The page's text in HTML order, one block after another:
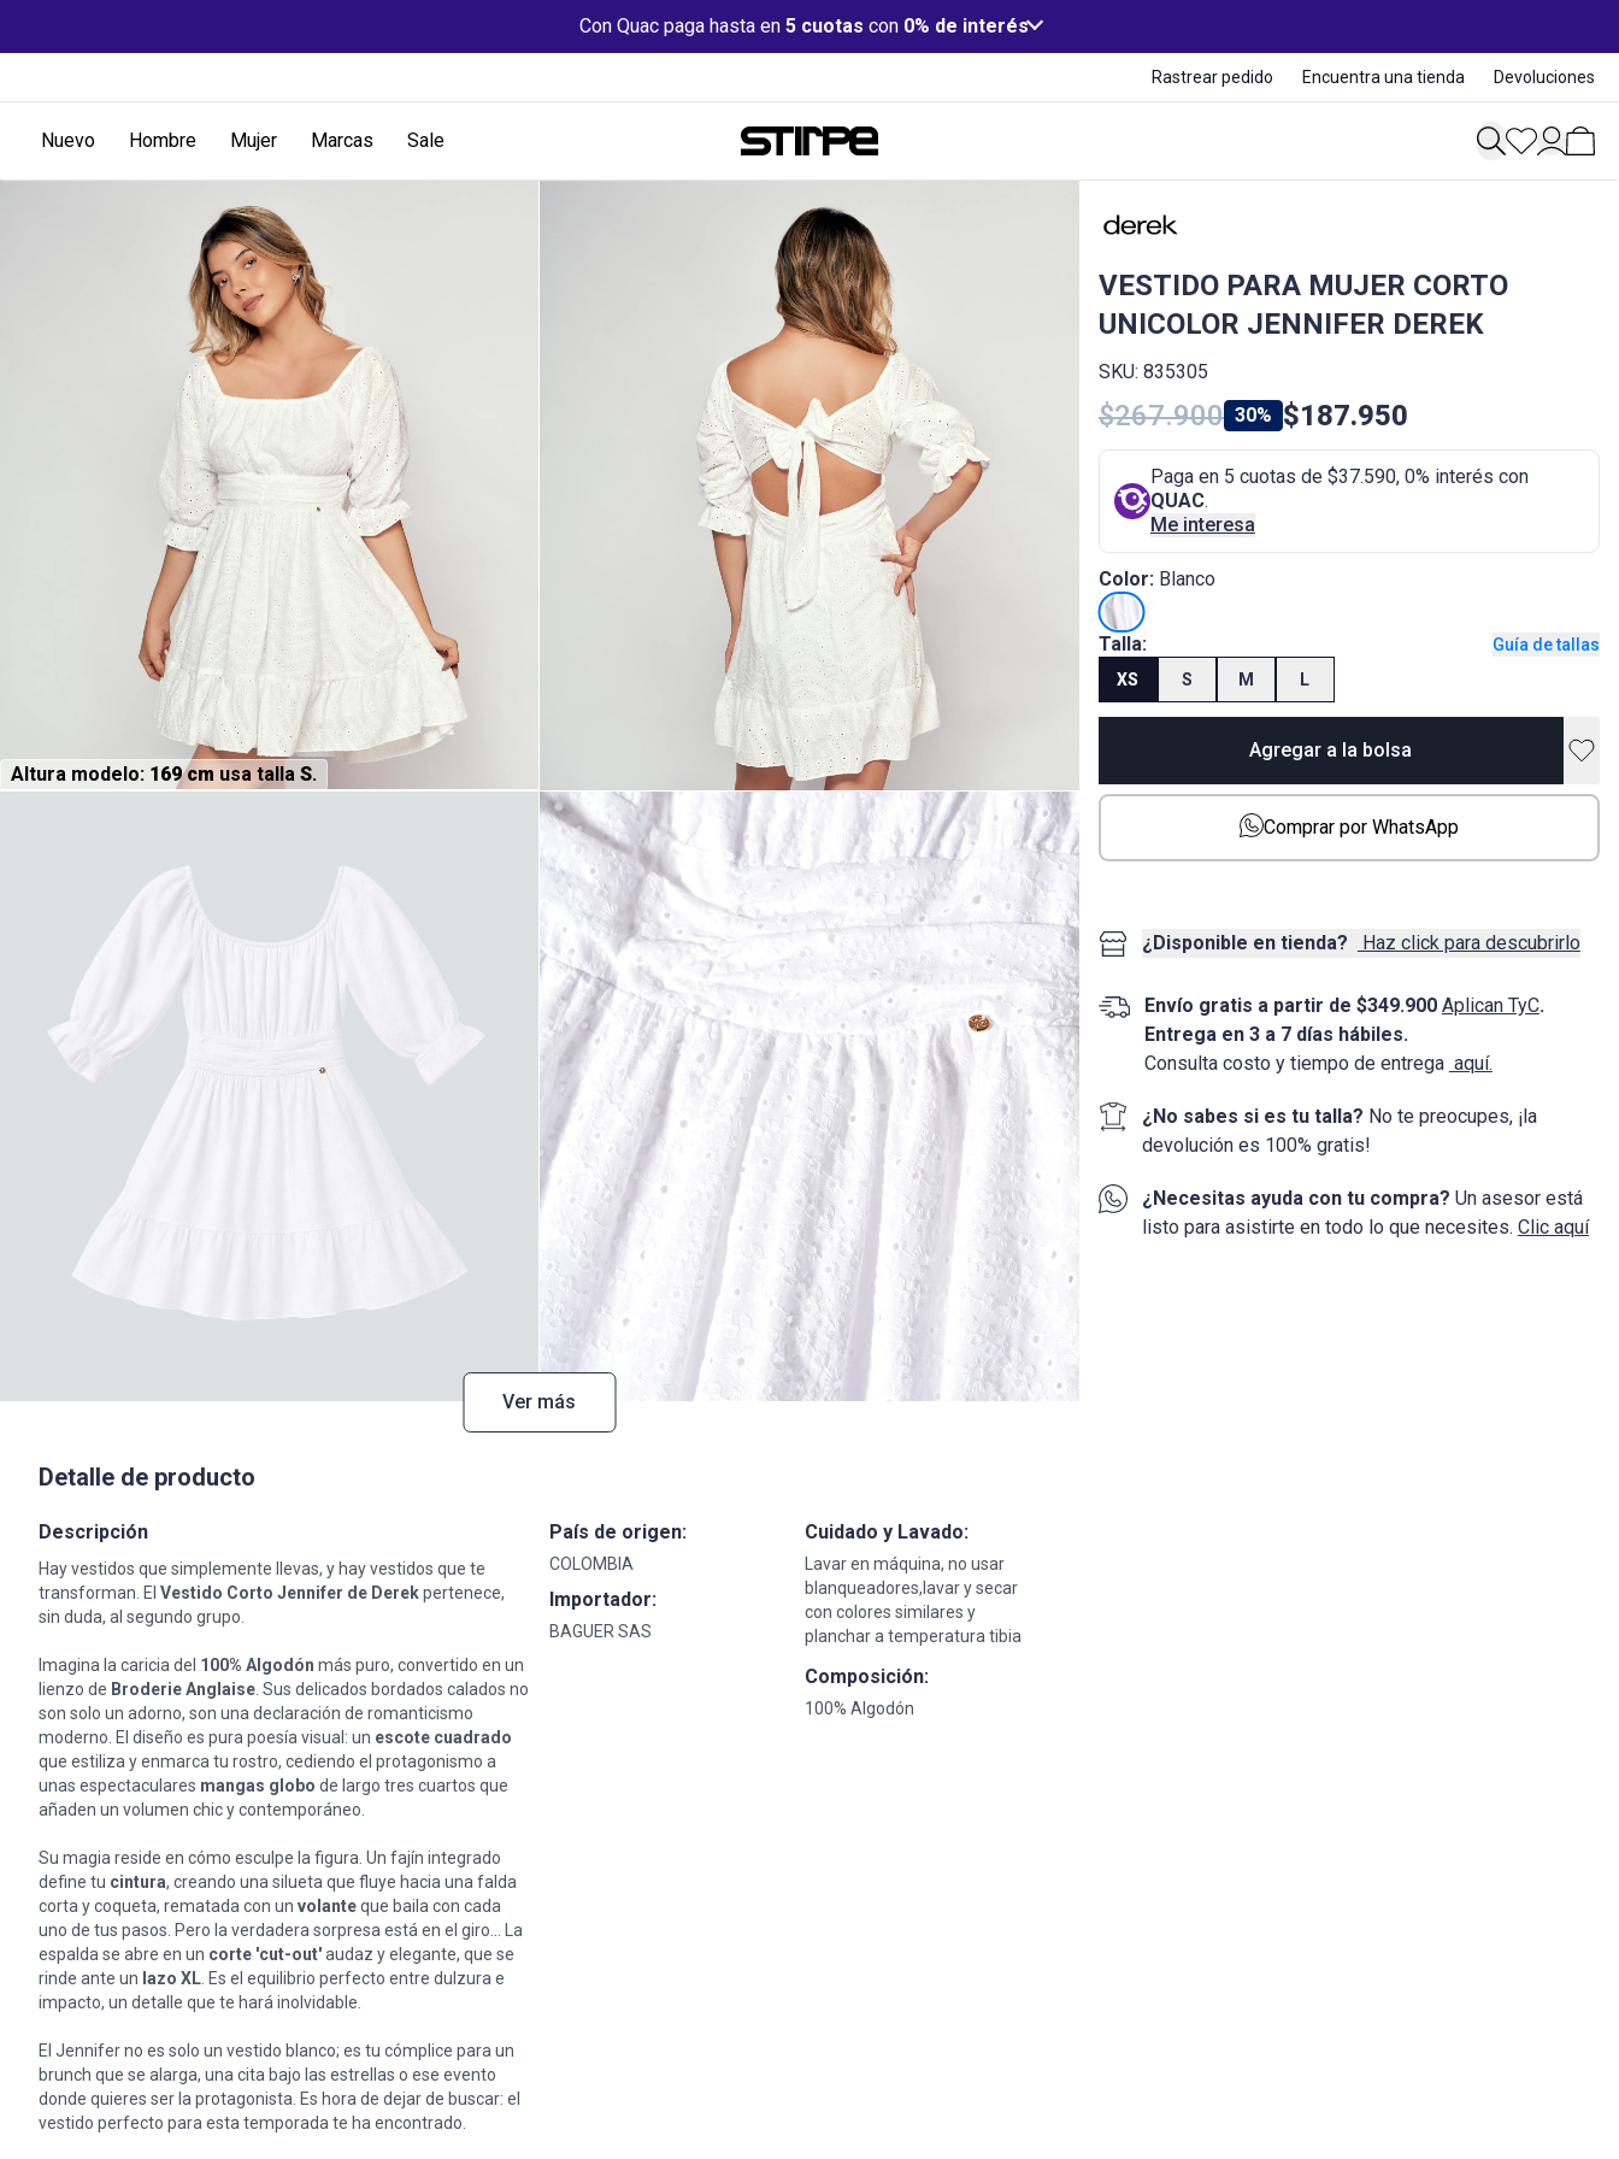
Con Quac paga hasta en 5 cuotas con 0% de interés
Rastrear pedido Encuentra una tienda Devoluciones
Nuevo Hombre Mujer Marcas Sale
Altura modelo: 169 cm usa talla S.
Ver más
Detalle de producto
Descripción
Hay vestidos que simplemente llevas, y hay vestidos que te
transforman. El Vestido Corto Jennifer de Derekpertenece,
sin duda, al segundo grupo.
Imagina la caricia del 100% Algodón más puro, convertido en un
lienzo de Broderie Anglaise. Sus delicados bordados calados no
son solo un adorno, son una declaración de romanticismo
moderno. El diseño es pura poesía visual: un escote cuadrado
que estiliza y enmarca tu rostro, cediendo el protagonismo a
unas espectaculares mangas globo de largo tres cuartos que
añaden un volumen chic y contemporáneo.
Su magia reside en cómo esculpe la figura. Un fajín integrado
define tu cintura, creando una silueta que fluye hacia una falda
corta y coqueta, rematada con un volanteque baila con cada
uno de tus pasos. Pero la verdadera sorpresa está en el giro... La
espalda se abre en un corte 'cut-out'audaz y elegante, que se
rinde ante un lazo XL. Es el equilibrio perfecto entre dulzura e
impacto, un detalle que te hará inolvidable.
El Jennifer no es solo un vestido blanco; es tu cómplice para un
brunch que se alarga, una cita bajo las estrellas o ese evento
donde quieres ser la protagonista. Es hora de dejar de buscar: el
vestido perfecto para esta temporada te ha encontrado.
País de origen:
COLOMBIA
Importador:
BAGUER SAS
Cuidado y Lavado:
Lavar en máquina, no usar
blanqueadores,lavar y secar
con colores similares y
planchar a temperatura tibia
Composición:
100% Algodón
VESTIDO PARA MUJER CORTO
UNICOLOR JENNIFER DEREK
SKU: 835305
$267.900 30% $187.950
Paga en 5 cuotas de $37.590, 0% interés con
QUAC.
Me interesa
Color: Blanco
Talla:
Guía de tallas
XS
S M L
Agregar a la bolsa
Comprar por WhatsApp
¿Disponible en tienda? Haz click para descubrirlo
Envío gratis a partir de $349.900 Aplican TyC.
Entrega en 3 a 7 días hábiles.
Consulta costo y tiempo de entrega aquí.
¿No sabes si es tu talla? No te preocupes, ¡la
devoluciónes 100% gratis!
¿Necesitas ayuda con tu compra? Un asesor está
listo para asistirte en todo lo que necesites. Clic aquí